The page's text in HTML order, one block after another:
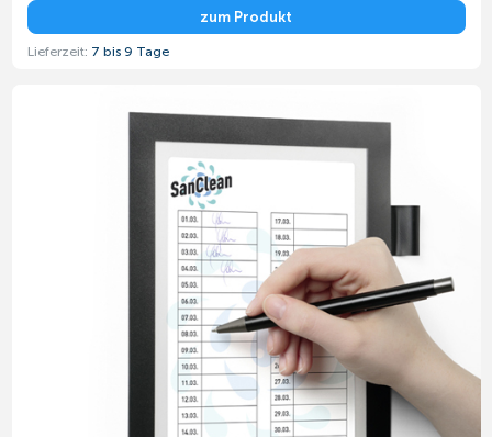
zum Produkt
Lieferzeit: 7 bis 9 Tage